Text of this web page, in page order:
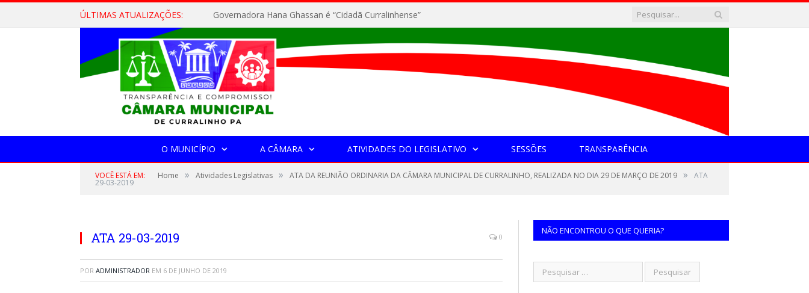
ÚLTIMAS ATUALIZAÇÕES: Governadora Hana Ghassan é “Cidadã Curralinhense”
O MUNICÍPIO A CÂMARA ATIVIDADES DO LEGISLATIVO SESSÕES TRANSPARÊNCIA
VOCÊ ESTÁ EM: Home » Atividades Legislativas » ATA DA REUNIÃO ORDINARIA DA CÂMARA MUNICIPAL DE CURRALINHO, REALIZADA NO DIA 29 DE MARÇO DE 2019 » ATA
29-03-2019
ATA 29-03-2019 0
POR ADMINISTRADOR EM 6 DE JUNHO DE 2019
NÃO ENCONTROU O QUE QUERIA?